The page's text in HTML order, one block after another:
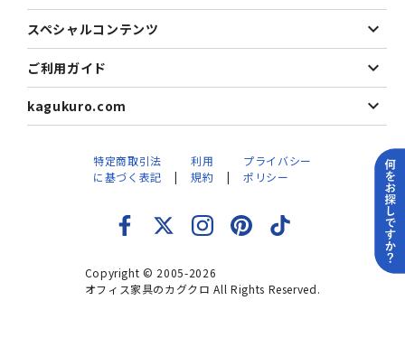
スペシャルコンテンツ
ご利用ガイド
kagukuro.com
Copyright © 2005-2026
オフィス家具のカグクロ All Rights Reserved.
特定商取引法
に基づく表記
利用
規約
プライバシー
ポリシー